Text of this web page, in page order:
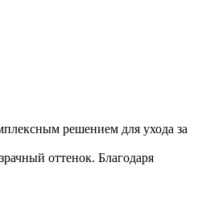
решением для ухода за
оттенок. Благодаря